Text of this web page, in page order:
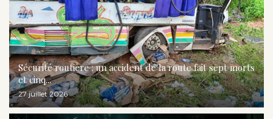
Sécurité routière : un accident de la route fait sept morts
et cinq...
27 juillet 2026